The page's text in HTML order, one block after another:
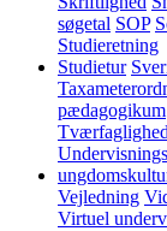
søgetal SOP
Studieretning
Studietur
pædagogikum
Tværfaglighed
Vejledning
Virtuel